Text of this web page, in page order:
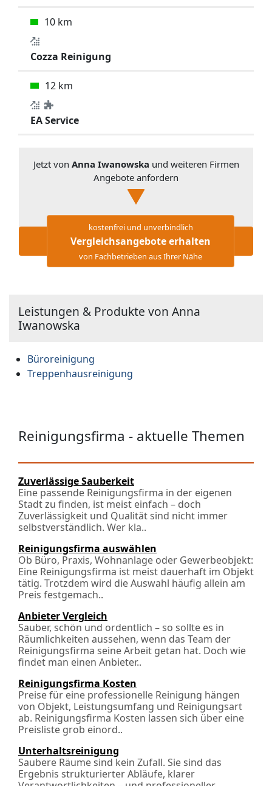
10 km
Cozza Reinigung
12 km
EA Service
Jetzt von Anna Iwanowska und weiteren Firmen
Angebote anfordern
kostenfrei und unverbindlich
Vergleichsangebote erhalten
von Fachbetrieben aus Ihrer Nähe
Leistungen & Produkte von Anna
Iwanowska
Büroreinigung
Treppenhausreinigung
Reinigungsfirma - aktuelle Themen
Zuverlässige Sauberkeit
Eine passende Reinigungsfirma in der eigenen
Stadt zu finden, ist meist einfach – doch
Zuverlässigkeit und Qualität sind nicht immer
selbstverständlich. Wer kla..
Reinigungsfirma auswählen
Ob Büro, Praxis, Wohnanlage oder Gewerbeobjekt:
Eine Reinigungsfirma ist meist dauerhaft im Objekt
tätig. Trotzdem wird die Auswahl häufig allein am
Preis festgemach..
Anbieter Vergleich
Sauber, schön und ordentlich – so sollte es in
Räumlichkeiten aussehen, wenn das Team der
Reinigungsfirma seine Arbeit getan hat. Doch wie
findet man einen Anbieter..
Reinigungsfirma Kosten
Preise für eine professionelle Reinigung hängen
von Objekt, Leistungsumfang und Reinigungsart
ab. Reinigungsfirma Kosten lassen sich über eine
Preisliste grob einord..
Unterhaltsreinigung
Saubere Räume sind kein Zufall. Sie sind das
Ergebnis strukturierter Abläufe, klarer